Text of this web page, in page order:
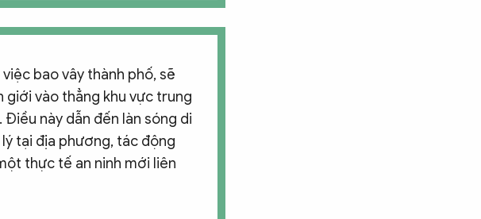
bao vây thành phố, sẽ
giới vào thẳng khu vực trung
này dẫn đến làn sóng di
tại địa phương, tác động
thực tế an ninh mới liên